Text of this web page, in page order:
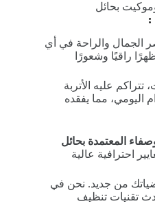
بحائل
:
الجمال والراحة في أي
راقيًا وشعورًا
عليه الأتربة
اليومي، مما يفقده
المعتمدة بحائل
احترافية عالية
من جديد. نحن في
تقنيات تنظيف